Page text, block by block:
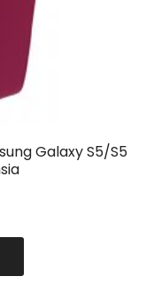
Galaxy S5/S5